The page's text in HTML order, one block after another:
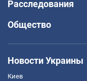
Расследования
Общество
Новости Украины
Киев